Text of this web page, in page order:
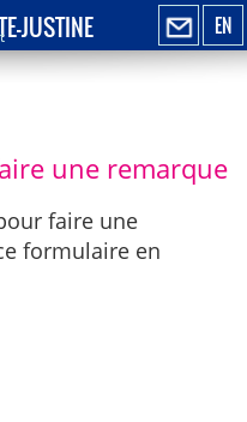
EN
JUSTINE
une remarque
faire une
formulaire en